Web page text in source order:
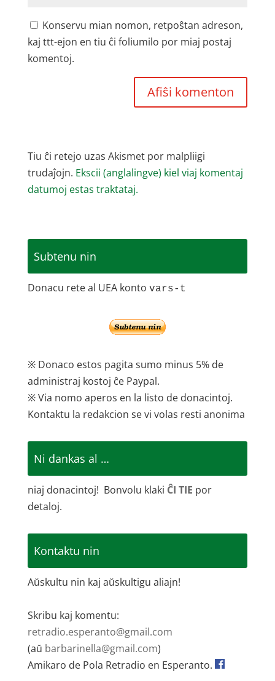
Konservu mian nomon, retpoŝtan adreson,
kaj ttt-ejon en tiu ĉi foliumilo por miaj postaj
komentoj.
Tiu ĉi retejo uzas Akismet por malpliigi
trudaĵojn. Ekscii (anglalingve) kiel viaj komentaj
datumoj estas traktataj.
Subtenu nin
Donacu rete al UEA konto vars-t
※ Donaco estos pagita sumo minus 5% de
administraj kostoj ĉe Paypal.
※ Via nomo aperos en la listo de donacintoj.
Kontaktu la redakcion se vi volas resti anonima
Ni dankas al …
niaj donacintoj! Bonvolu klaki ĈI TIE por
detaloj.
Kontaktu nin
Aŭskultu nin kaj aŭskultigu aliajn!
Skribu kaj komentu:
retradio.esperanto@gmail.com
(aŭ barbarinella@gmail.com)
Amikaro de Pola Retradio en Esperanto.